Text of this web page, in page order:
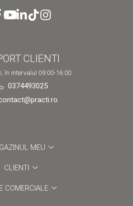
CLIENTI
în intervalul 09:00-16:00
0374493025
MEU
CLIENTI
COMERCIALE